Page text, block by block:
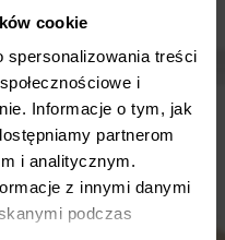
cookie
treści
i
Informacje o tym, jak
partnerom
i analitycznym.
z innymi danymi
podczas